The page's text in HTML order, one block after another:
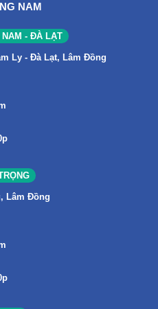
NAM
NAM - ĐÀ LẠT
Ly - Đà Lạt, Lâm Đồng
Lâm Đồng